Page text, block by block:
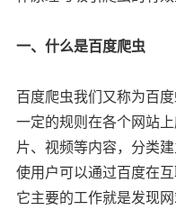
一、什么是百度爬虫
百度爬虫我们又称为百
一定的规则在各个网站
片、视频等内容，分类
使用户可以通过百度在
它主要的工作就是发现